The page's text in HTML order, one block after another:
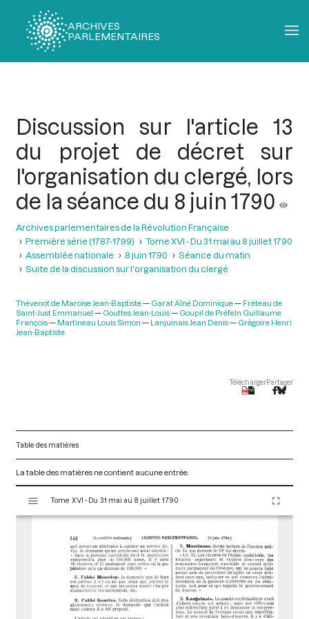
ARCHIVES
PARLEMENTAIRES
Discussion sur l'article 13
du projet de décret sur
l'organisation du clergé, lors
de la séance du 8 juin 1790
Archives parlementaires de la Révolution Française
Première série (1787-1799)
Tome XVI - Du 31 mai au 8 juillet 1790
Assemblée nationale
8 juin 1790
Séance du matin
Suite de la discussion sur l'organisation du clergé
Thévenot de Maroise Jean-Baptiste Garat Aîné Dominique
Fréteau de
Saint-Just Emmanuel
Gouttes Jean-Louis
Goupil de Préfeln Guillaume
François
Martineau Louis Simon Lanjuinais Jean Denis
Grégoire Henri
Jean-Baptiste
TéléchargerPartager
Table des matières
La table des matières ne contient aucune entrée.
s
Tome XVI - Du 31 mai au 8 juillet 1790